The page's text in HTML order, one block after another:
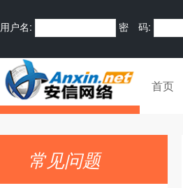
用户名: 密 码:
首页
常见问题